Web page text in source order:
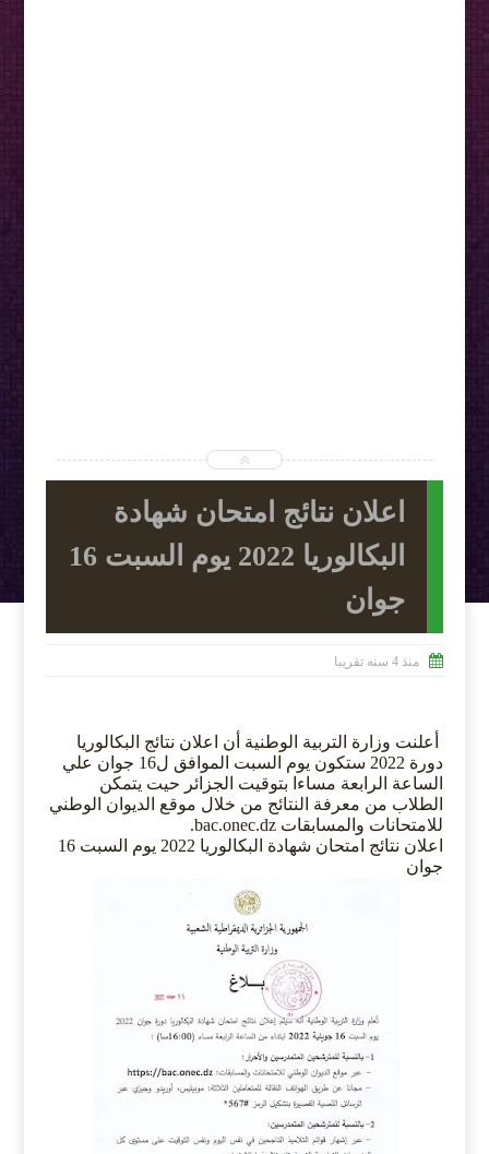
اعلان نتائج امتحان شهادة
البكالوريا 2022 يوم السبت 16
جوان
 منذ 4 سنه تقريبا
أعلنت وزارة التربية الوطنية أن اعلان نتائج البكالوريا
دورة 2022 ستكون يوم السبت الموافق ل16 جوان علي
الساعة الرابعة مساءا بتوقيت الجزائر حيت يتمكن
الطلاب من معرفة النتائج من خلال موقع الديوان الوطني
للامتحانات والمسابقات bac.onec.dz.
اعلان نتائج امتحان شهادة البكالوريا 2022 يوم السبت 16
جوان